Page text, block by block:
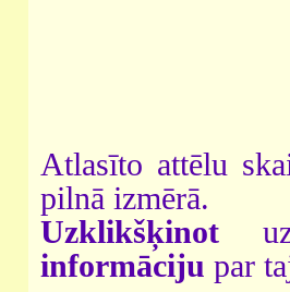
Atlasīto attēlu
pilnā izmērā.
Uzklikšķinot
informāciju par